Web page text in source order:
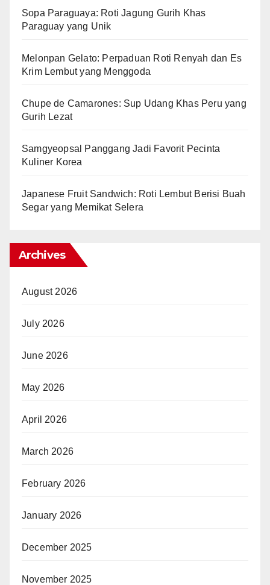
Sopa Paraguaya: Roti Jagung Gurih Khas
Paraguay yang Unik
Melonpan Gelato: Perpaduan Roti Renyah dan Es
Krim Lembut yang Menggoda
Chupe de Camarones: Sup Udang Khas Peru yang
Gurih Lezat
Samgyeopsal Panggang Jadi Favorit Pecinta
Kuliner Korea
Japanese Fruit Sandwich: Roti Lembut Berisi Buah
Segar yang Memikat Selera
Archives
August 2026
July 2026
June 2026
May 2026
April 2026
March 2026
February 2026
January 2026
December 2025
November 2025